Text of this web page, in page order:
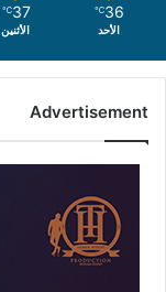
36
℃
الأحد
37
℃
الأثنين
Advertisement